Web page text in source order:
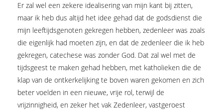
Er zal wel een zekere idealisering van mijn kant bij zitten,
maar ik heb dus altijd het idee gehad dat de godsdienst die
mijn leeftijdsgenoten gekregen hebben, zedenleer was zoals
die eigenlijk had moeten zijn, en dat de zedenleer die ik heb
gekregen, catechese was zonder God. Dat zal wel met de
tijdsgeest te maken gehad hebben, met katholieken die de
klap van de ontkerkelijking te boven waren gekomen en zich
beter voelden in een nieuwe, vrije rol, terwijl de
vrijzinnigheid, en zeker het vak Zedenleer, vastgeroest